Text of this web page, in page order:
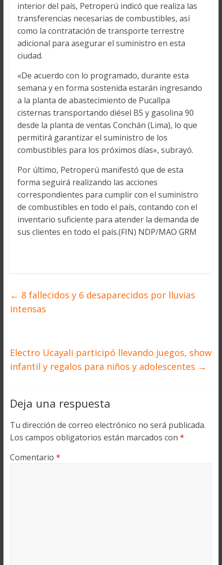
interior del país, Petroperú indicó que realiza las
transferencias necesarias de combustibles, así
como la contratación de transporte terrestre
adicional para asegurar el suministro en esta
ciudad.
«De acuerdo con lo programado, durante esta
semana y en forma sostenida estarán ingresando
a la planta de abastecimiento de Pucallpa
cisternas transportando diésel B5 y gasolina 90
desde la planta de ventas Conchán (Lima), lo que
permitirá garantizar el suministro de los
combustibles para los próximos días», subrayó.
Por último, Petroperú manifestó que de esta
forma seguirá realizando las acciones
correspondientes para cumplir con el suministro
de combustibles en todo el país, contando con el
inventario suficiente para atender la demanda de
sus clientes en todo el país.(FIN) NDP/MAO GRM
← 8 fallecidos y 6 desaparecidos por lluvias
intensas
Electro Ucayali participó llevando juegos, show
infantil y regalos para niños y adolescentes →
Deja una respuesta
Tu dirección de correo electrónico no será publicada.
Los campos obligatorios están marcados con *
Comentario *